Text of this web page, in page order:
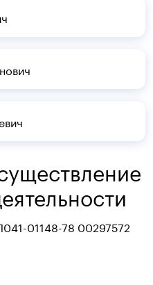
01148-78 00297572